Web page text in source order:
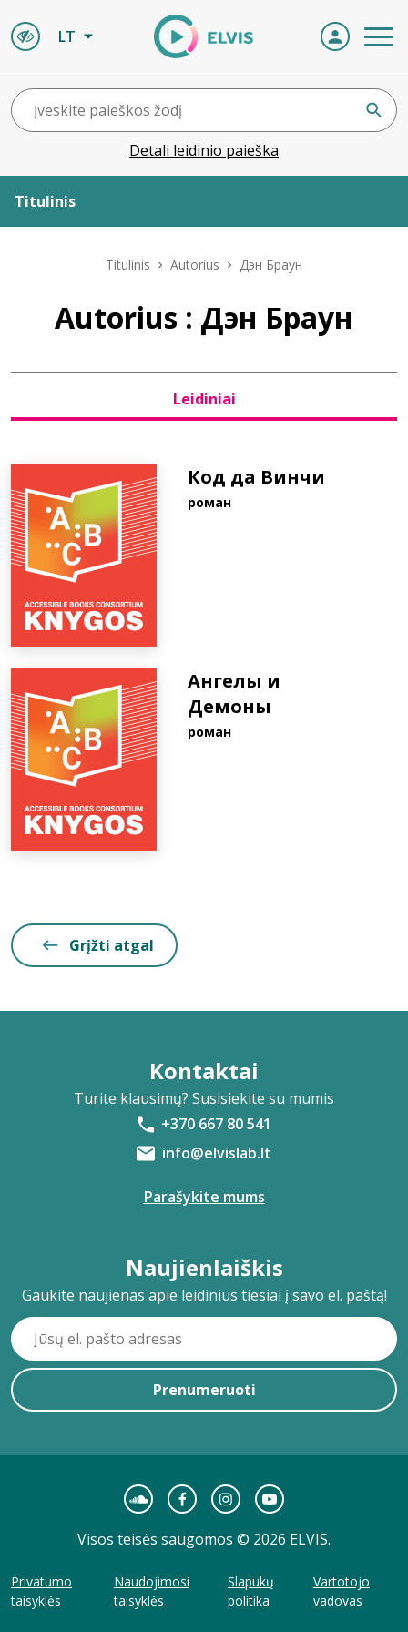
LT
Detali leidinio paieška
Titulinis
Leidiniai
D.U.K.
Titulinis Autorius Дэн Браун
Autorius : Дэн Браун
Leidiniai
Код да Винчи
роман
Ангелы и
Демоны
роман
Grįžti atgal
Kontaktai
Turite klausimų? Susisiekite su mumis
+370 667 80 541
info@elvislab.lt
Parašykite mums
Naujienlaiškis
Gaukite naujienas apie leidinius tiesiai į savo el. paštą!
Prenumeruoti
Visos teisės saugomos © 2026 ELVIS.
Privatumo
taisyklės
Naudojimosi
taisyklės
Slapukų
politika
Vartotojo
vadovas